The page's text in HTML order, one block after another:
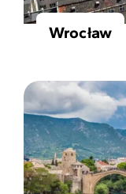
Wrocław